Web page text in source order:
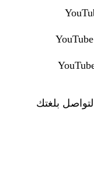
اكتشف كيف يسهل Babel Fish AI التواصل بلغتك